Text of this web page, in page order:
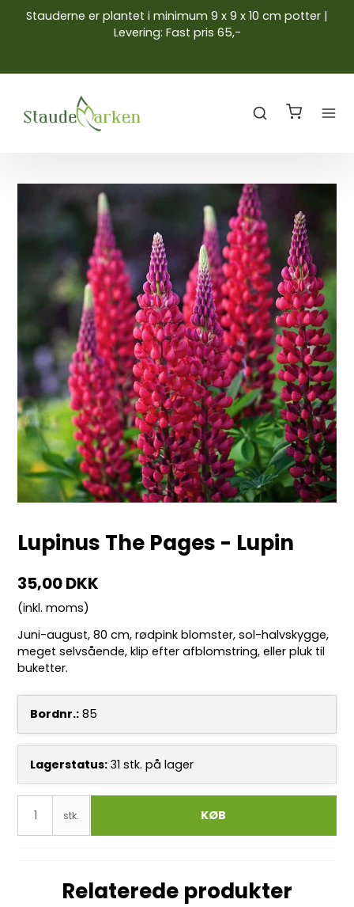
Stauderne er plantet i minimum 9 x 9 x 10 cm potter |
Levering: Fast pris 65,-
Lupinus The Pages - Lupin
35,00 DKK
(inkl. moms)
Juni-august, 80 cm, rødpink blomster, sol-halvskygge,
meget selvsående, klip efter afblomstring, eller pluk til
buketter.
Bordnr.: 85
Lagerstatus: 31 stk. på lager
stk. KØB
Relaterede produkter